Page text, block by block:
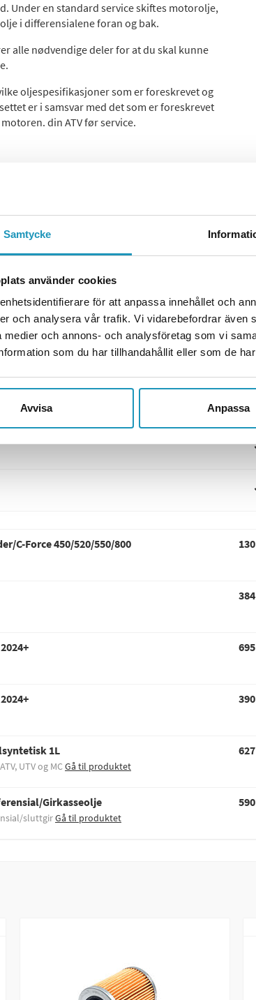
Samtycke
använder cookies
för att anpassa innehållet och
och analysera vår trafik. Vi vidarebefordrar även
medier och annons- och analysföretag som vi
som du har tillhandahållit eller som de
Avvisa Anpassa
Under en standard service skiftes motorolje,
i differensialene foran og bak.
alle nødvendige deler for at du skal kunne
oljespesifikasjoner som er foreskrevet og
er i samsvar med det som er foreskrevet
din ATV før service.
C-Force 450/520/550/800
1L
UTV og MCGå til produktet
Girkasseolje
sluttgirGå til produktet